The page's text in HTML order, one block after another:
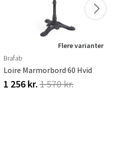
Flere varianter
Brafab
Loire Marmorbord 60 Hvid
1 256 kr.1 570 kr.